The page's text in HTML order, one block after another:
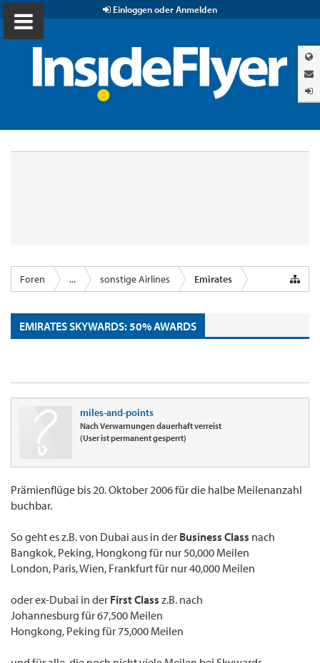
Einloggen oder Anmelden
Foren ... sonstige Airlines Emirates
EMIRATES SKYWARDS: 50% AWARDS
miles-and-points
Nach Verwarnungen dauerhaft verreist
(User ist permanent gesperrt)
Prämienflüge bis 20. Oktober 2006 für die halbe Meilenanzahl
buchbar.
So geht es z.B. von Dubai aus in der Business Class nach
Bangkok, Peking, Hongkong für nur 50,000 Meilen
London, Paris, Wien, Frankfurt für nur 40,000 Meilen
oder ex-Dubai in der First Class z.B. nach
Johannesburg für 67,500 Meilen
Hongkong, Peking für 75,000 Meilen